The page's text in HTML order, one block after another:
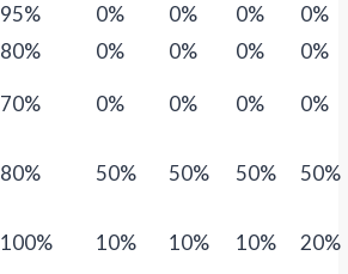
95% 0% 0% 0%
0%
80% 0% 0% 0%
0%
70% 0% 0% 0% 0%
80% 50% 50% 50% 50%
100% 10% 10% 10% 20%